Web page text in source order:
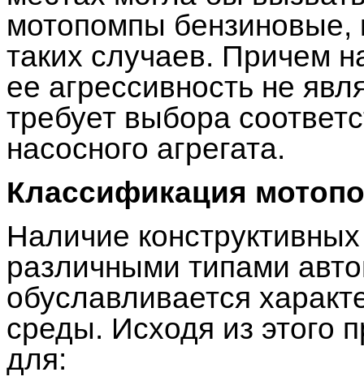
мотопомпы бензиновые,
таких случаев. Причем
ее агрессивность не
требует выбора
насосного агрегата.
Классификация
Наличие
различными типами
обуславливается
среды. Исходя из этого
для: